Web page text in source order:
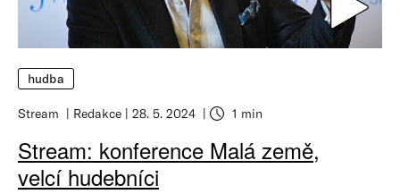
hudba
Stream Redakce 28. 5. 2024 1 min
Stream: konference Malá země,
velcí hudebníci